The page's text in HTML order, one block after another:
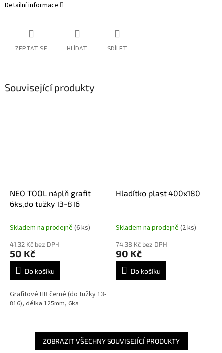
Detailní informace
ZEPTAT SE HLÍDAT SDÍLET
Související produkty
NEO TOOL náplň grafit
6ks,do tužky 13-816
Skladem na prodejně (6 ks)
41,32 Kč bez DPH
50 Kč
Do košíku
Grafitové HB černé (do tužky 13-
816), délka 125mm, 6ks
Hladítko plast 400x180
Skladem na prodejně (2 ks)
74,38 Kč bez DPH
90 Kč
Do košíku
ZOBRAZIT VŠECHNY SOUVISEJÍCÍ PRODUKTY